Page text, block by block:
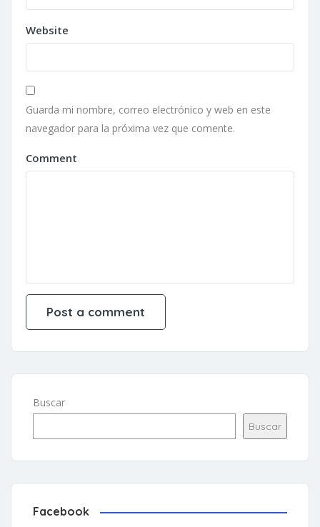
Website
Guarda mi nombre, correo electrónico y web en este
navegador para la próxima vez que comente.
Comment
Buscar
Buscar
Facebook